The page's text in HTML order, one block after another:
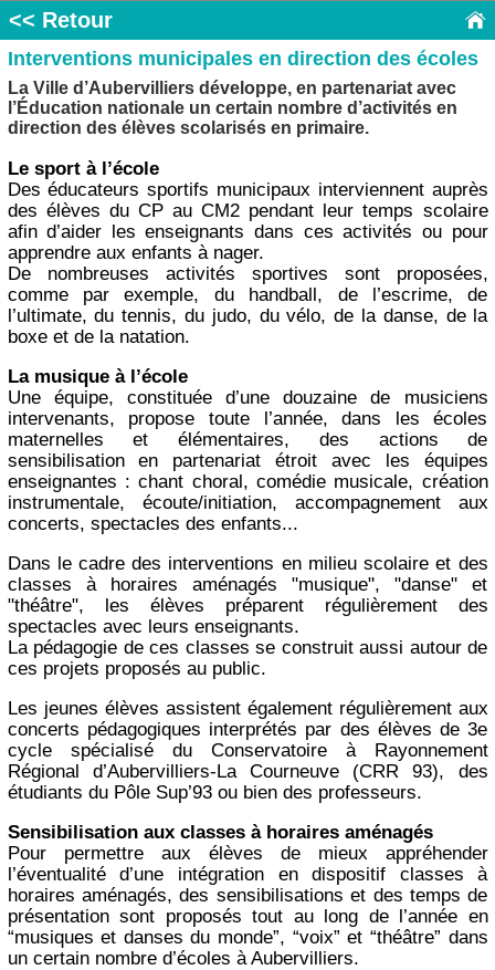
<< Retour
Interventions municipales en direction des écoles
La Ville d’Aubervilliers développe, en partenariat avec
l’Éducation nationale un certain nombre d’activités en
direction des élèves scolarisés en primaire.
Le sport à l’école
Des éducateurs sportifs municipaux interviennent auprès
des élèves du CP au CM2 pendant leur temps scolaire
afin d’aider les enseignants dans ces activités ou pour
apprendre aux enfants à nager.
De nombreuses activités sportives sont proposées,
comme par exemple, du handball, de l’escrime, de
l’ultimate, du tennis, du judo, du vélo, de la danse, de la
boxe et de la natation.
La musique à l’école
Une équipe, constituée d’une douzaine de musiciens
intervenants, propose toute l’année, dans les écoles
maternelles et élémentaires, des actions de
sensibilisation en partenariat étroit avec les équipes
enseignantes : chant choral, comédie musicale, création
instrumentale, écoute/initiation, accompagnement aux
concerts, spectacles des enfants...
Dans le cadre des interventions en milieu scolaire et des
classes à horaires aménagés "musique", "danse" et
"théâtre", les élèves préparent régulièrement des
spectacles avec leurs enseignants.
La pédagogie de ces classes se construit aussi autour de
ces projets proposés au public.
Les jeunes élèves assistent également régulièrement aux
concerts pédagogiques interprétés par des élèves de 3e
cycle spécialisé du Conservatoire à Rayonnement
Régional d’Aubervilliers-La Courneuve (CRR 93), des
étudiants du Pôle Sup’93 ou bien des professeurs.
Sensibilisation aux classes à horaires aménagés
Pour permettre aux élèves de mieux appréhender
l’éventualité d’une intégration en dispositif classes à
horaires aménagés, des sensibilisations et des temps de
présentation sont proposés tout au long de l’année en
“musiques et danses du monde”, “voix” et “théâtre” dans
un certain nombre d’écoles à Aubervilliers.